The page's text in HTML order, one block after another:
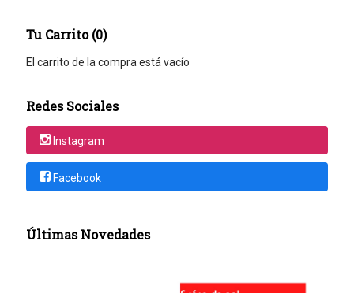
Tu Carrito (0)
El carrito de la compra está vacío
Redes Sociales
Instagram
Facebook
Últimas Novedades